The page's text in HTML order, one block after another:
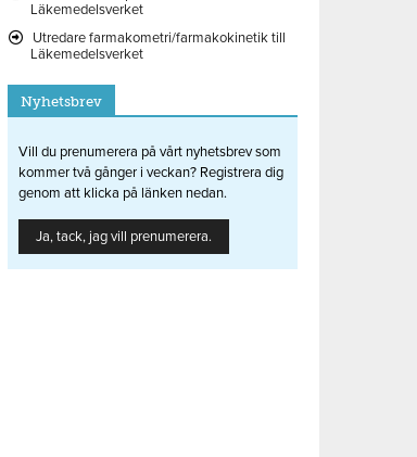
Läkemedelsverket
Utredare farmakometri/farmakokinetik till
Läkemedelsverket
Nyhetsbrev
Vill du prenumerera på vårt nyhetsbrev som
kommer två gånger i veckan? Registrera dig
genom att klicka på länken nedan.
Ja, tack, jag vill prenumerera.